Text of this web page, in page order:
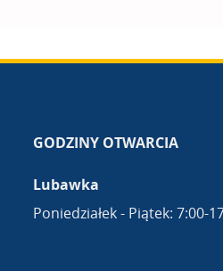
GODZINY OTWARCIA
Lubawka
Poniedziałek - Piątek: 7:00-